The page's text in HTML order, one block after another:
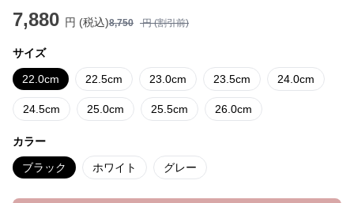
7,880 円 (税込)8,750 円 (割引前)
サイズ
22.0cm 22.5cm 23.0cm 23.5cm 24.0cm
24.5cm 25.0cm 25.5cm 26.0cm
カラー
ブラック ホワイト グレー